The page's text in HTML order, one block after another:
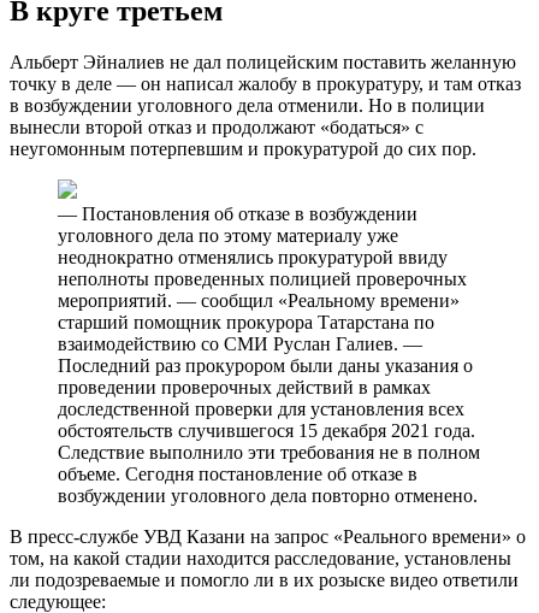
В круге третьем
Альберт Эйналиев не дал полицейским поставить желанную
точку в деле — он написал жалобу в прокуратуру, и там отказ
в возбуждении уголовного дела отменили. Но в полиции
вынесли второй отказ и продолжают «бодаться» с
неугомонным потерпевшим и прокуратурой до сих пор.
— Постановления об отказе в возбуждении
уголовного дела по этому материалу уже
неоднократно отменялись прокуратурой ввиду
неполноты проведенных полицией проверочных
мероприятий. — сообщил «Реальному времени»
старший помощник прокурора Татарстана по
взаимодействию со СМИ Руслан Галиев. —
Последний раз прокурором были даны указания о
проведении проверочных действий в рамках
доследственной проверки для установления всех
обстоятельств случившегося 15 декабря 2021 года.
Следствие выполнило эти требования не в полном
объеме. Сегодня постановление об отказе в
возбуждении уголовного дела повторно отменено.
В пресс-службе УВД Казани на запрос «Реального времени» о
том, на какой стадии находится расследование, установлены
ли подозреваемые и помогло ли в их розыске видео ответили
следующее: